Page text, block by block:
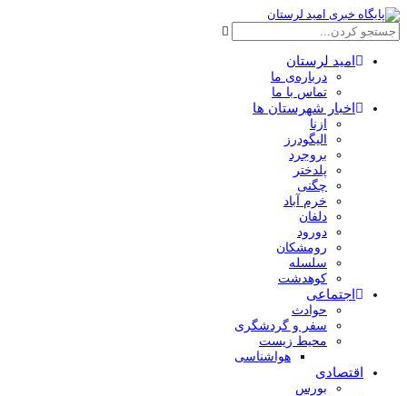
امید لرستان
درباره‌ی ما
تماس با ما
اخبار شهرستان ها
ازنا
الیگودرز
بروجرد
پلدختر
چگنی
خرم آباد
دلفان
دورود
رومشکان
سلسله
کوهدشت
اجتماعی
حوادث
سفر و گردشگری
محیط زیست
هواشناسی
اقتصادی
بورس